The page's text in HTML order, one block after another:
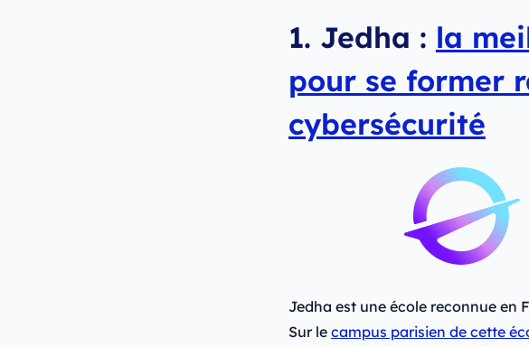
1. Jedha : la
pour se former
cybersécurité
Jedha est une école reconnue en
Sur le campus parisien de cette